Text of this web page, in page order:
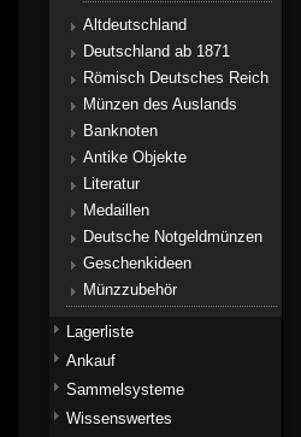
Altdeutschland
Deutschland ab 1871
Römisch Deutsches Reich
Münzen des Auslands
Banknoten
Antike Objekte
Literatur
Medaillen
Deutsche Notgeldmünzen
Geschenkideen
Münzzubehör
Lagerliste
Ankauf
Sammelsysteme
Wissenswertes